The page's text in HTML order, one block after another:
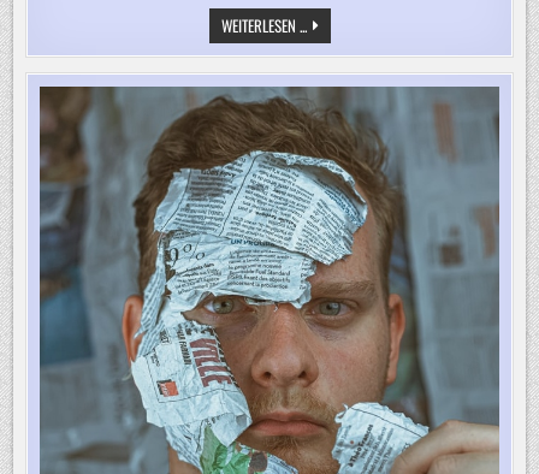
WEITERLESEN ...„MENSCHEN
DÜRFEN
NICHT
WIE
EINE
ZITRONE
AUSGEQUETSCHT
WERDEN“,
MAHNT
DIE
GEWERKSCHAFTERIN